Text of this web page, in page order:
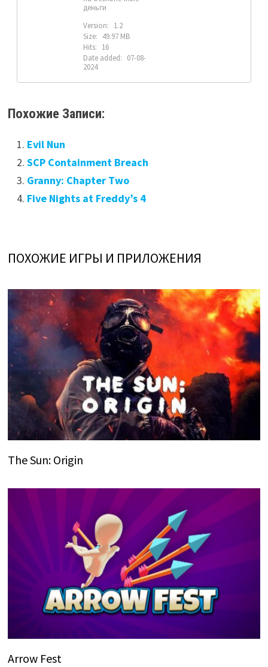
деньги
Version: 1.2
Size: 49.97 MB
Hits: 16
Date added: 07-08-
2024
Похожие Записи:
Evil Nun
SCP Containment Breach
Granny: Chapter Two
Five Nights at Freddy’s 4
ПОХОЖИЕ ИГРЫ И ПРИЛОЖЕНИЯ
The Sun: Origin
Arrow Fest